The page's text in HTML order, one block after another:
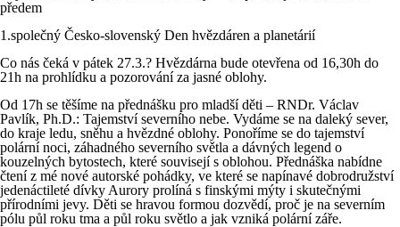
předem
1.společný Česko-slovenský Den hvězdáren a planetárií
Co nás čeká v pátek 27.3.? Hvězdárna bude otevřena od 16,30h do
21h na prohlídku a pozorování za jasné oblohy.
Od 17h se těšíme na přednášku pro mladší děti – RNDr. Václav
Pavlík, Ph.D.: Tajemství severního nebe. Vydáme se na daleký sever,
do kraje ledu, sněhu a hvězdné oblohy. Ponoříme se do tajemství
polární noci, záhadného severního světla a dávných legend o
kouzelných bytostech, které souvisejí s oblohou. Přednáška nabídne
čtení z mé nové autorské pohádky, ve které se napínavé dobrodružství
jedenáctileté dívky Aurory prolíná s finskými mýty i skutečnými
přírodními jevy. Děti se hravou formou dozvědí, proč je na severním
pólu půl roku tma a půl roku světlo a jak vzniká polární záře.